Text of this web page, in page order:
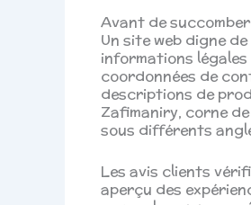
Avant de
Un site web digne
informations
coordonnées de
descriptions de
Zafimaniry, corne
sous différents
Les avis clients
aperçu des